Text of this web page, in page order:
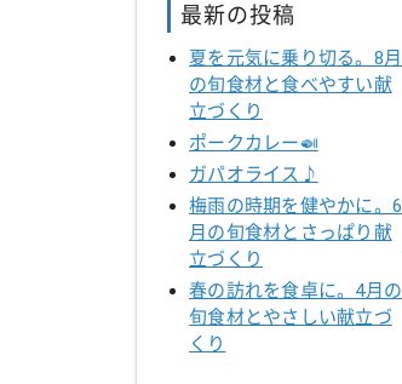
最新の投稿
夏を元気に乗り切る。8月
の旬食材と食べやすい献
立づくり
ポークカレー🍛
ガパオライス♪
梅雨の時期を健やかに。6
月の旬食材とさっぱり献
立づくり
春の訪れを食卓に。4月の
旬食材とやさしい献立づ
くり